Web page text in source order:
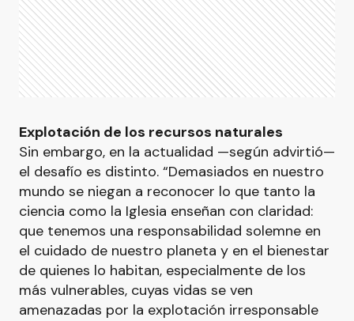
Explotación de los recursos naturales
Sin embargo, en la actualidad —según advirtió—
el desafío es distinto. “Demasiados en nuestro
mundo se niegan a reconocer lo que tanto la
ciencia como la Iglesia enseñan con claridad:
que tenemos una responsabilidad solemne en
el cuidado de nuestro planeta y en el bienestar
de quienes lo habitan, especialmente de los
más vulnerables, cuyas vidas se ven
amenazadas por la explotación irresponsable